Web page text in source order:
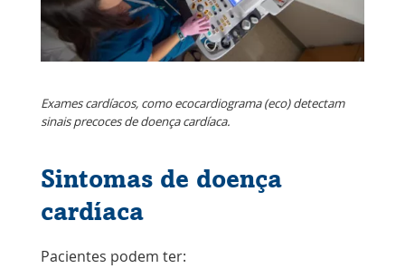
Exames cardíacos, como ecocardiograma (eco) detectam
sinais precoces de doença cardíaca.
Sintomas de doença
cardíaca
Pacientes podem ter: